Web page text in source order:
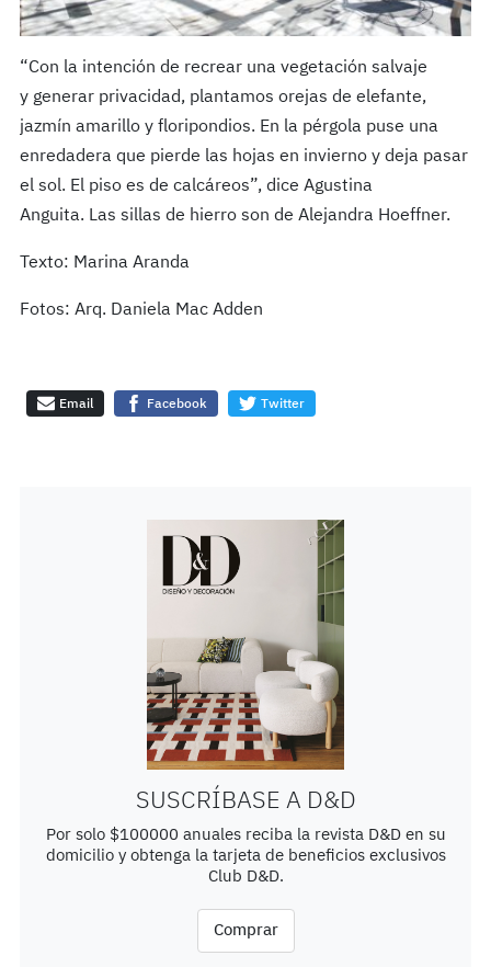
“Con la intención de recrear una vegetación salvaje
y generar privacidad, plantamos orejas de elefante,
jazmín amarillo y floripondios. En la pérgola puse una
enredadera que pierde las hojas en invierno y deja pasar
el sol. El piso es de calcáreos”, dice Agustina
Anguita. Las sillas de hierro son de Alejandra Hoeffner.
Texto: Marina Aranda
Fotos: Arq. Daniela Mac Adden
Email Facebook Twitter
SUSCRÍBASE A D&D
Por solo $100000 anuales reciba la revista D&D en su
domicilio y obtenga la tarjeta de beneficios exclusivos
Club D&D.
Comprar